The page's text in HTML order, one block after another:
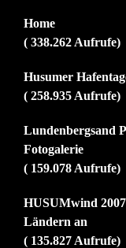
Home
( 338.262 Aufrufe)
Husumer
( 258.935 Aufrufe)
Lundenbergsand
Fotogalerie
( 159.078 Aufrufe)
HUSUMwind
Ländern an
( 135.827 Aufrufe)